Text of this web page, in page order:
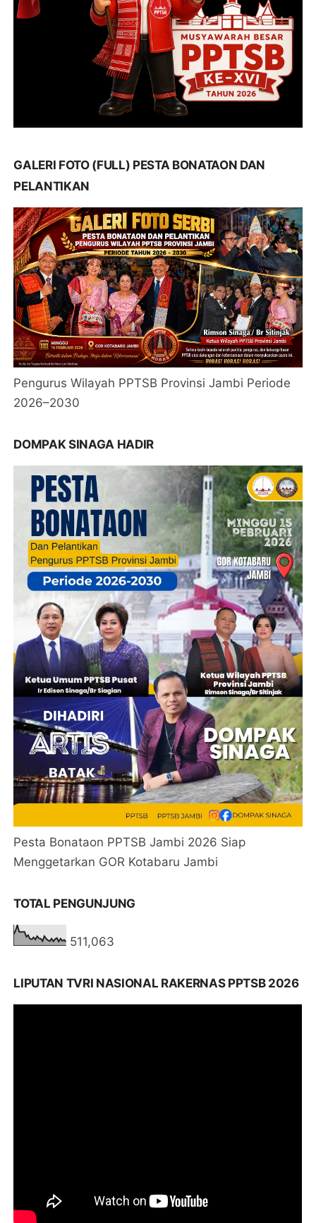
GALERI FOTO (FULL) PESTA BONATAON DAN
PELANTIKAN
Pengurus Wilayah PPTSB Provinsi Jambi Periode
2026–2030
DOMPAK SINAGA HADIR
Pesta Bonataon PPTSB Jambi 2026 Siap
Menggetarkan GOR Kotabaru Jambi
TOTAL PENGUNJUNG
511,063
LIPUTAN TVRI NASIONAL RAKERNAS PPTSB 2026